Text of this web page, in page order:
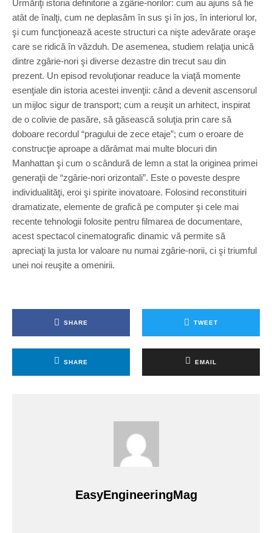
Urmăriţi istoria definitorie a zgârie-norilor: cum au ajuns să fie
atât de înalţi, cum ne deplasăm în sus şi în jos, în interiorul lor,
şi cum funcţionează aceste structuri ca nişte adevărate oraşe
care se ridică în văzduh. De asemenea, studiem relaţia unică
dintre zgârie-nori şi diverse dezastre din trecut sau din
prezent. Un episod revoluţionar readuce la viaţă momente
esenţiale din istoria acestei invenţii: când a devenit ascensorul
un mijloc sigur de transport; cum a reuşit un arhitect, inspirat
de o colivie de pasăre, să găsească soluţia prin care să
doboare recordul “pragului de zece etaje”; cum o eroare de
construcţie aproape a dărâmat mai multe blocuri din
Manhattan şi cum o scândură de lemn a stat la originea primei
generaţii de “zgârie-nori orizontali”. Este o poveste despre
individualităţi, eroi şi spirite inovatoare. Folosind reconstituiri
dramatizate, elemente de grafică pe computer şi cele mai
recente tehnologii folosite pentru filmarea de documentare,
acest spectacol cinematografic dinamic vă permite să
apreciaţi la justa lor valoare nu numai zgârie-norii, ci şi triumful
unei noi reuşite a omenirii.
SHARE TWEET
SHARE EMAIL
EasyEngineeringMag